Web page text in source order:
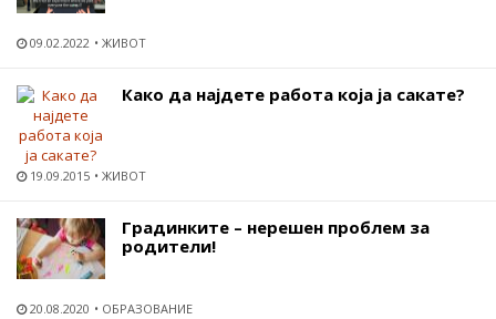
09.02.2022 ЖИВОТ
Како да најдете работа која ја сакате?
19.09.2015 ЖИВОТ
Градинките – нерешен проблем за
родители!
20.08.2020 ОБРАЗОВАНИЕ